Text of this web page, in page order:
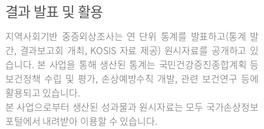
결과 발표 및 활용
지역사회기반 중증외상조사는 연 단위 통계를 발표하고(통계 발
간, 결과보고회 개최, KOSIS 자료 제공) 원시자료를 공개하고 있
습니다. 본 사업을 통해 생산된 통계는 국민건강증진종합계획 등
보건정책 수립 및 평가, 손상예방수칙 개발, 관련 보건연구 등에
활용되고 있습니다.
본 사업으로부터 생산된 성과물과 원시자료는 모두 국가손상정보
포털에서 내려받아 이용할 수 있습니다.